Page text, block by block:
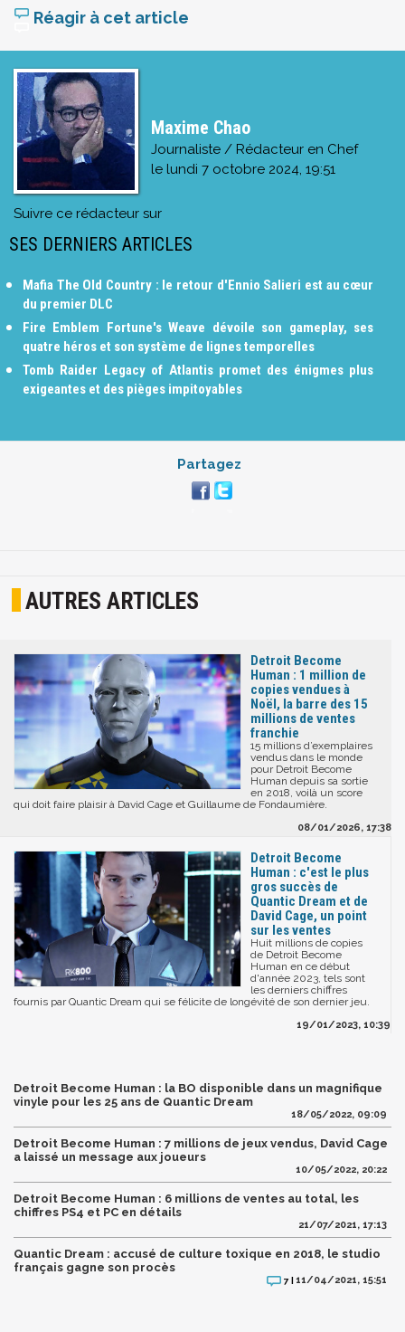
Réagir à cet article
Maxime Chao
Journaliste / Rédacteur en Chef
le lundi 7 octobre 2024, 19:51
Suivre ce rédacteur sur
SES DERNIERS ARTICLES
Mafia The Old Country : le retour d'Ennio Salieri est au cœur
du premier DLC
Fire Emblem Fortune's Weave dévoile son gameplay, ses
quatre héros et son système de lignes temporelles
Tomb Raider Legacy of Atlantis promet des énigmes plus
exigeantes et des pièges impitoyables
Partagez
AUTRES ARTICLES
Detroit Become
Human : 1 million de
copies vendues à
Noël, la barre des 15
millions de ventes
franchie
15 millions d’exemplaires
vendus dans le monde
pour Detroit Become
Human depuis sa sortie
en 2018, voilà un score
qui doit faire plaisir à David Cage et Guillaume de Fondaumière.
08/01/2026, 17:38
Detroit Become
Human : c'est le plus
gros succès de
Quantic Dream et de
David Cage, un point
sur les ventes
Huit millions de copies
de Detroit Become
Human en ce début
d'année 2023, tels sont
les derniers chiffres
fournis par Quantic Dream qui se félicite de longévité de son dernier jeu.
19/01/2023, 10:39
Detroit Become Human : la BO disponible dans un magnifique
vinyle pour les 25 ans de Quantic Dream
18/05/2022, 09:09
Detroit Become Human : 7 millions de jeux vendus, David Cage
a laissé un message aux joueurs
10/05/2022, 20:22
Detroit Become Human : 6 millions de ventes au total, les
chiffres PS4 et PC en détails
21/07/2021, 17:13
Quantic Dream : accusé de culture toxique en 2018, le studio
français gagne son procès
7 |11/04/2021, 15:51